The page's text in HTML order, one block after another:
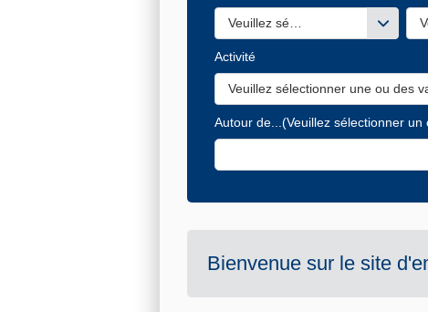
Veuillez sélectionner une ou des
Activité
Veuillez sélectionner une ou des
Autour de...(Veuillez sélectionner
Bienvenue sur le site